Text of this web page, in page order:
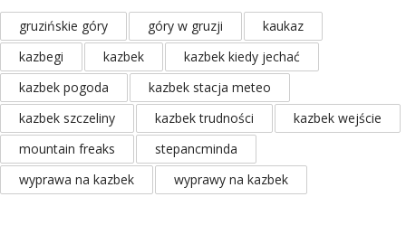
gruzińskie góry góry w gruzji
kaukaz
kazbegi
kazbek
kazbek kiedy jechać
kazbek pogoda
kazbek stacja meteo
kazbek szczeliny
kazbek trudności
kazbek wejście
mountain freaks
stepancminda
wyprawa na kazbek
wyprawy na kazbek